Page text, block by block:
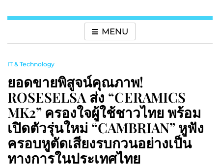
MENU
IT & Technology
ยอดขายพิสูจน์คุณภาพ!
ROSESELSA ส่ง “CERAMICS
MK2” ครองใจผู้ใช้ชาวไทย พร้อม
เปิดตัวรุ่นใหม่ “CAMBRIAN” หูฟัง
ครอบหูตัดเสียงรบกวนอย่างเป็น
ทางการในประเทศไทย